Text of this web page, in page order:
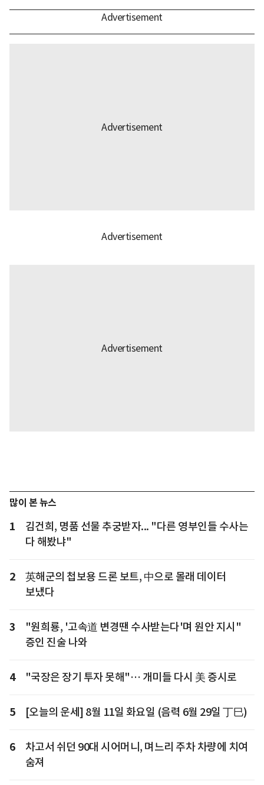
많이 본 뉴스
1
김건희, 명품 선물 추궁받자... "다른 영부인들 수사는
다 해봤냐"
2
英해군의 첩보용 드론 보트, 中으로 몰래 데이터
보냈다
3
"원희룡, '고속道 변경땐 수사받는다'며 원안 지시"
증인 진술 나와
4 "국장은 장기 투자 못해"… 개미들 다시 美 증시로
5 [오늘의 운세] 8월 11일 화요일 (음력 6월 29일 丁巳)
6
차고서 쉬던 90대 시어머니, 며느리 주차 차량에 치여
숨져